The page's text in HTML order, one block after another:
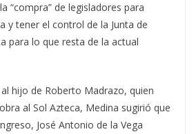
“compra” de legisladores para
y tener el control de la Junta de
para lo que resta de la actual
hijo de Roberto Madrazo, quien
al Sol Azteca, Medina sugirió que
José Antonio de la Vega